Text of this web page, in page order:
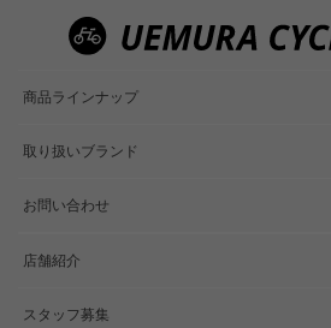
商品ラインナップ
取り扱いブランド
お問い合わせ
店舗紹介
スタッフ募集